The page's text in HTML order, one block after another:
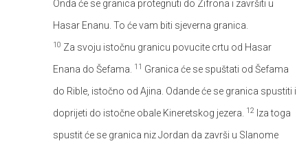
Onda će se granica protegnuti do Zifrona i završiti u
Hasar Enanu. To će vam biti sjeverna granica.
10 Za svoju istočnu granicu povucite crtu od Hasar
Enana do Šefama.
11 Granica će se spuštati od Šefama
do Rible, istočno od Ajina. Odande će se granica spustiti i
doprijeti do istočne obale Kineretskog jezera.
12
Iza toga
spustit će se granica niz Jordan da završi u Slanome